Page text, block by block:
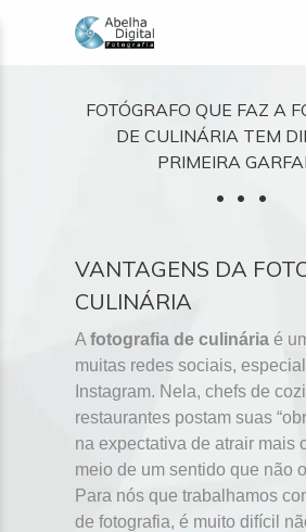
FOTÓGRAFO QUE FAZ A
DE CULINÁRIA TEM
PRIMEIRA
VANTAGENS DA
CULINÁRIA
A fotografia de culinária é
muitas redes sociais,
Instagram. Nela, chefs de
restaurantes postam suas
na expectativa de atrair mais
meio de um sentido que não
Para nós que trabalhamos
de fotografia, é muito difícil